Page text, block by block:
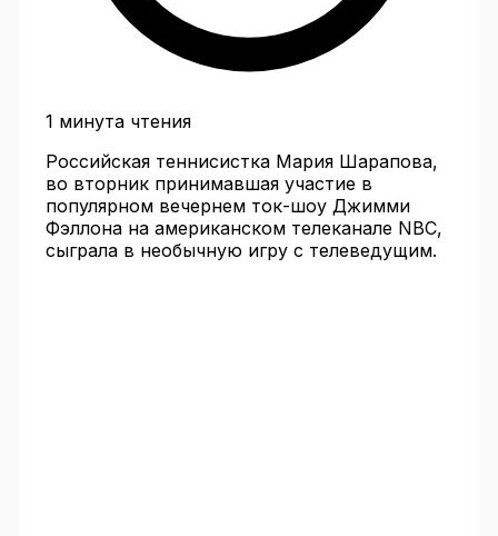
1 минута чтения
Российская теннисистка Мария Шарапова,
во вторник принимавшая участие в
популярном вечернем ток-шоу Джимми
Фэллона на американском телеканале NBC,
сыграла в необычную игру с телеведущим.